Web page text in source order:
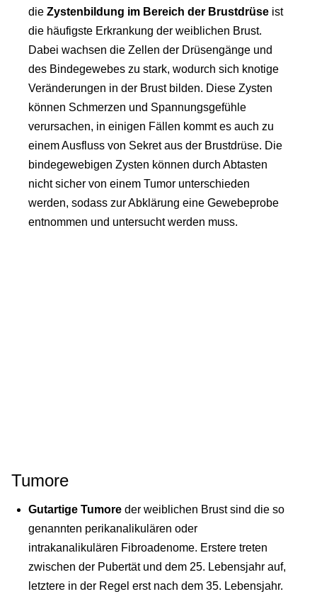
die Zystenbildung im Bereich der Brustdrüse ist
die häufigste Erkrankung der weiblichen Brust.
Dabei wachsen die Zellen der Drüsengänge und
des Bindegewebes zu stark, wodurch sich knotige
Veränderungen in der Brust bilden. Diese Zysten
können Schmerzen und Spannungsgefühle
verursachen, in einigen Fällen kommt es auch zu
einem Ausfluss von Sekret aus der Brustdrüse. Die
bindegewebigen Zysten können durch Abtasten
nicht sicher von einem Tumor unterschieden
werden, sodass zur Abklärung eine Gewebeprobe
entnommen und untersucht werden muss.
Tumore
Gutartige Tumore der weiblichen Brust sind die so
genannten perikanalikulären oder
intrakanalikulären Fibroadenome. Erstere treten
zwischen der Pubertät und dem 25. Lebensjahr auf,
letztere in der Regel erst nach dem 35. Lebensjahr.